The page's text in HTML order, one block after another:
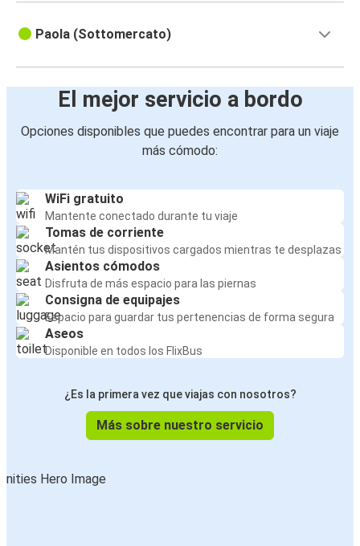
Paola (Sottomercato)
El mejor servicio a bordo
Opciones disponibles que puedes encontrar para un viaje
más cómodo:
WiFi gratuito
Mantente conectado durante tu viaje
Tomas de corriente
Mantén tus dispositivos cargados mientras te desplazas
Asientos cómodos
Disfruta de más espacio para las piernas
Consigna de equipajes
Espacio para guardar tus pertenencias de forma segura
Aseos
Disponible en todos los FlixBus
¿Es la primera vez que viajas con nosotros?
Más sobre nuestro servicio